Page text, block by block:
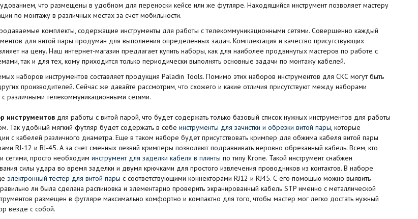
что размещены в удобном для переноски кейсе или же футляре. Находящийся инструмент позволяет мастеру
по монтажу в различных местах за счет мобильности.
комплекты, содержащие инструменты для работы с телекоммуникационными сетями. Совершенно каждый
для витой пары продуман для выполнения определенных задач. Комплектация и качество присутствующих
на цену. Наш интернет-магазин предлагает купить наборы, как для наиболее продвинутых мастеров по работе с
так и для тех, кому приходится только периодически выполнять основные задачи по монтажу кабелей.
наборов инструментов составляет продукция Paladin Tools. Помимо этих наборов инструментов для СКС могут быть
производителей. Сейчас же давайте рассмотрим, что схожего и какие отличия присутствуют между наборами
различными телекоммуникационными сетями.
инструментовдля работы с витой парой, что будет содержать только базовый список нужных инструментов для работы
Так удобный мягкий футляр будет содержать в себе инструменты для зачистки и обрезки витой пары, которые
с кабелей различного диаметра. Еще в таком наборе будет присутствовать кримпер для обжима кабеля витой пары
RJ-12 и RJ-45. А за счет сменных лезвий кримперы позволяют подравнивать неровно обрезанный кабель. Всем, кто
сетями, просто необходим инструмент для заделки кабеля в плинты по типу Krone. Такой инструмент снабжен
силы удара во время заделки и двумя крючками для простого извлечения проводников из контактов. В наборе
электронный тестер для витой пары с соответствующими коннекторами RJ12 и RJ45. С его помощью можно выявить
ли была сделана распиновка и элементарно проверить экранированный кабель STP именно с металлической
размещен в футляре максимально комфортно и компактно для того, чтобы мастер мог легко достать нужный
везде с собой.